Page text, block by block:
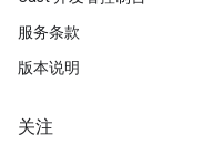
服务条款
版本说明
关注